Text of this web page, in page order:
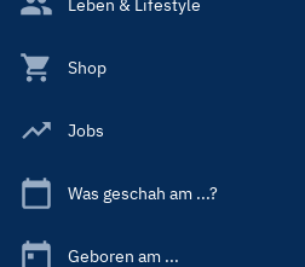
Leben & Lifestyle
Shop
Jobs
Was geschah am ...?
Geboren am ...